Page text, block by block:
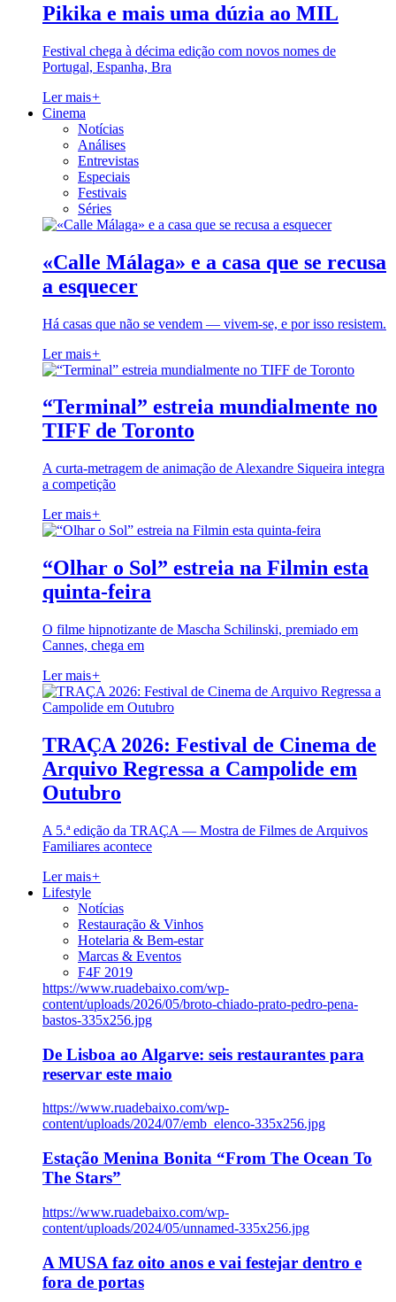
Pikika e mais uma dúzia ao MIL
Festival chega à décima edição com novos nomes de
Portugal, Espanha, Bra
Ler mais+
Cinema
Notícias
Análises
Entrevistas
Especiais
Festivais
Séries
«Calle Málaga» e a casa que se recusa
a esquecer
Há casas que não se vendem — vivem-se, e por isso resistem.
Ler mais+
“Terminal” estreia mundialmente no
TIFF de Toronto
A curta-metragem de animação de Alexandre Siqueira integra
a competição
Ler mais+
“Olhar o Sol” estreia na Filmin esta
quinta-feira
O filme hipnotizante de Mascha Schilinski, premiado em
Cannes, chega em
Ler mais+
TRAÇA 2026: Festival de Cinema de
Arquivo Regressa a Campolide em
Outubro
A 5.ª edição da TRAÇA — Mostra de Filmes de Arquivos
Familiares acontece
Ler mais+
Lifestyle
Notícias
Restauração & Vinhos
Hotelaria & Bem-estar
Marcas & Eventos
F4F 2019
https://www.ruadebaixo.com/wp-
content/uploads/2026/05/broto-chiado-prato-pedro-pena-
bastos-335x256.jpg
De Lisboa ao Algarve: seis restaurantes para
reservar este maio
https://www.ruadebaixo.com/wp-
content/uploads/2024/07/emb_elenco-335x256.jpg
Estação Menina Bonita “From The Ocean To
The Stars”
https://www.ruadebaixo.com/wp-
content/uploads/2024/05/unnamed-335x256.jpg
A MUSA faz oito anos e vai festejar dentro e
fora de portas